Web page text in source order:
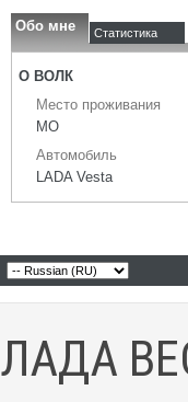
Обо мне Статистика
О ВОЛК
Место проживания
МО
Автомобиль
LADA Vesta
ЛАДА